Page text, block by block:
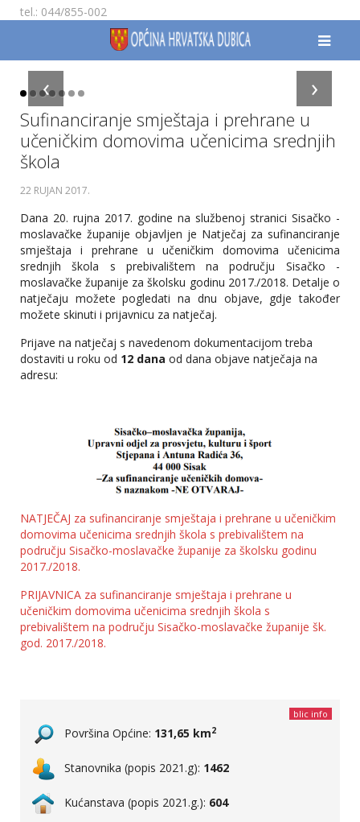
tel.: 044/855-002
›
‹
Sufinanciranje smještaja i prehrane u
učeničkim domovima učenicima srednjih
škola
22 RUJAN 2017.
Dana 20. rujna 2017. godine na službenoj stranici Sisačko -
moslavačke županije objavljen je Natječaj za sufinanciranje
smještaja i prehrane u učeničkim domovima učenicima
srednjih škola s prebivalištem na području Sisačko -
moslavačke županije za školsku godinu 2017./2018. Detalje o
natječaju možete pogledati na dnu objave, gdje također
možete skinuti i prijavnicu za natječaj.
Prijave na natječaj s navedenom dokumentacijom treba
dostaviti u roku od 12 dana od dana objave natječaja na
adresu:
NATJEČAJ za sufinanciranje smještaja i prehrane u učeničkim
domovima učenicima srednjih škola s prebivalištem na
području Sisačko-moslavačke županije za školsku godinu
2017./2018.
PRIJAVNICA za sufinanciranje smještaja i prehrane u
učeničkim domovima učenicima srednjih škola s
prebivalištem na području Sisačko-moslavačke županije šk.
god. 2017./2018.
blic info
Površina Općine: 131,65 km2
Stanovnika (popis 2021.g): 1462
Kućanstava (popis 2021.g.): 604